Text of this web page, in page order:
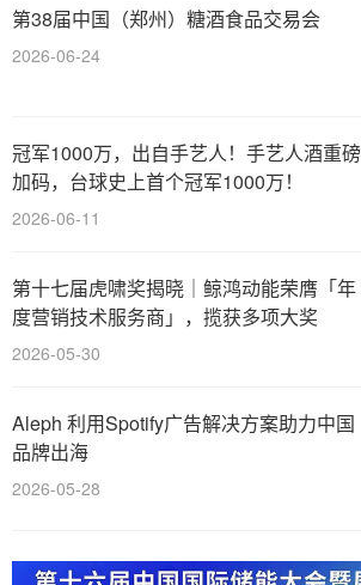
第38届中国（郑州）糖酒食品交易会
2026-06-24
冠军1000万，出自手艺人！手艺人酒重磅
加码，台球史上首个冠军1000万！
2026-06-11
第十七届虎啸奖揭晓｜鲸鸿动能荣膺「年
度营销技术服务商」，揽获多项大奖
2026-05-30
Aleph 利用Spotify广告解决方案助力中国
品牌出海
2026-05-28